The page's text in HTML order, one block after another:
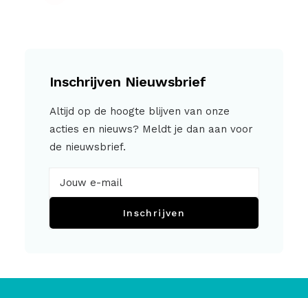
Inschrijven Nieuwsbrief
Altijd op de hoogte blijven van onze
acties en nieuws? Meldt je dan aan voor
de nieuwsbrief.
Inschrijven